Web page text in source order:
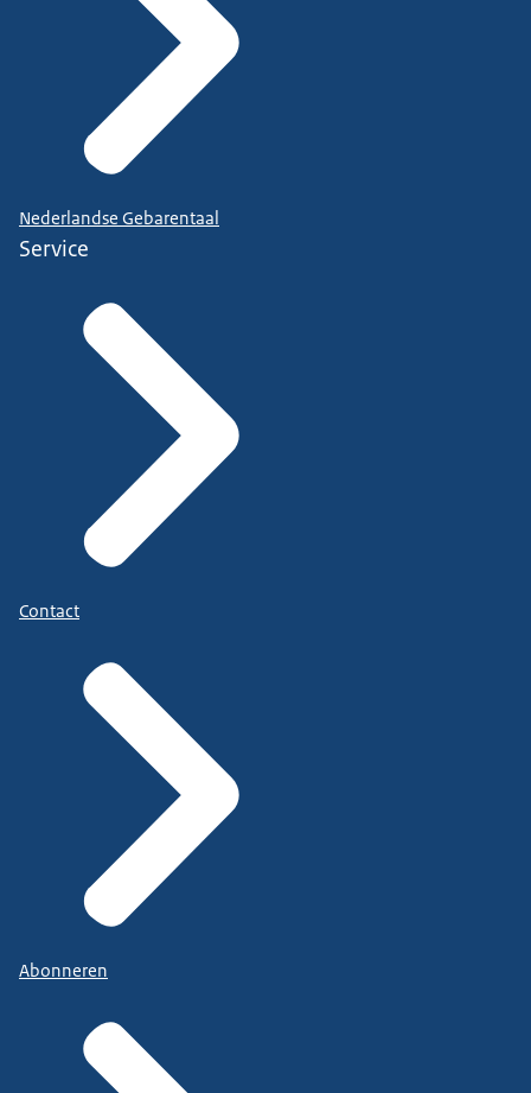
Nederlandse Gebarentaal
Service
Contact
Abonneren